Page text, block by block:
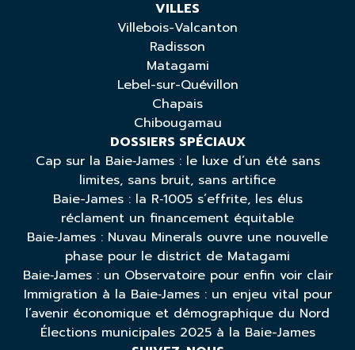
VILLES
Villebois-Valcanton
Radisson
Matagami
Lebel-sur-Quévillon
Chapais
Chibougamau
DOSSIERS SPÉCIAUX
Cap sur la Baie‑James : le luxe d’un été sans
limites, sans bruit, sans artifice
Baie-James : la R‑1005 s’effrite, les élus
réclament un financement équitable
Baie‑James : Nuvau Minerals ouvre une nouvelle
phase pour le district de Matagami
Baie‑James : un Observatoire pour enfin voir clair
Immigration à la Baie‑James : un enjeu vital pour
l’avenir économique et démographique du Nord
Élections municipales 2025 à la Baie-James